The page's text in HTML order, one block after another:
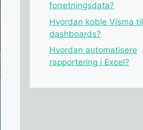
forretningsdata?
Hvordan koble Visma til
dashboards?
Hvordan automatisere
rapportering i Excel?